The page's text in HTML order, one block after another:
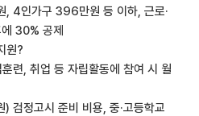
4인가구 396만원 등 이하, 근로·
30% 공제
원?
련, 취업 등 자립활동에 참여 시 월
검정고시 준비 비용, 중·고등학교